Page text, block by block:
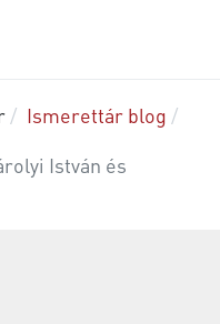
Ismerettár blog
István és